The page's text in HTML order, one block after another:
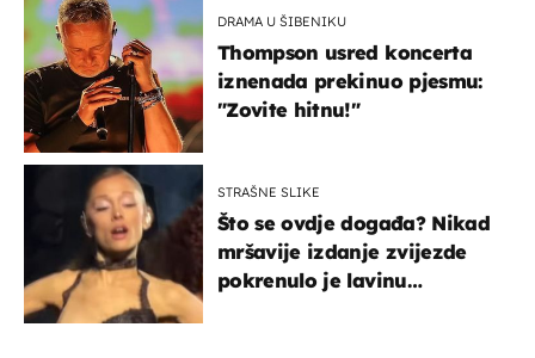
DRAMA U ŠIBENIKU
Thompson usred koncerta
iznenada prekinuo pjesmu:
"Zovite hitnu!"
STRAŠNE SLIKE
Što se ovdje događa? Nikad
mršavije izdanje zvijezde
pokrenulo je lavinu